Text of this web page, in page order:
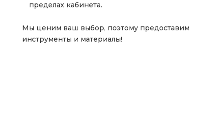
пределах кабинета.
Мы ценим ваш выбор, поэтому предоставим
инструменты и материалы!